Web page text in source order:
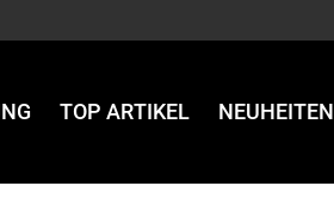
TOP ARTIKEL NEUHEITEN